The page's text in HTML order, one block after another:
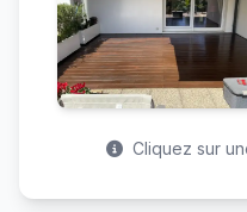
Cliquez sur